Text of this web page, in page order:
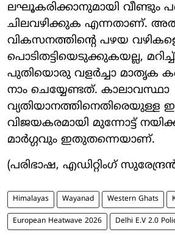
ലഘൂകരിക്കാനുമായി വീണ്ടും
ചിലവഴിക്കുക എന്നതാണ്.
വികസനത്തിന്റെ പഴയ
പൊടിതട്ടിയെടുക്കുകയല്ല,
പുതിയൊരു വളർച്ചാ മാതൃക
നാം ചെയ്യേണ്ടത്. കാലാവസ്ഥാ
വ്യതിയാനത്തിനെതിരെയുള്ള
വിജയകരമായി മുന്നോട്ട്
മാർഗ്ഗവും ഇതുതന്നെയാണ്.
(പരിഭാഷ, എഡിറ്റിംഗ്
Himalayas Wayanad Western Ghats
European Heatwave 2026 Delhi E.V 2.0